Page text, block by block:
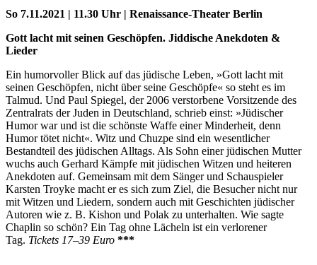
So 7.11.2021 | 11.30 Uhr | Renaissance-Theater Berlin
Gott lacht mit seinen Geschöpfen. Jiddische Anekdoten &
Lieder
Ein humorvoller Blick auf das jüdische Leben, »Gott lacht mit
seinen Geschöpfen, nicht über seine Geschöpfe« so steht es im
Talmud. Und Paul Spiegel, der 2006 verstorbene Vorsitzende des
Zentralrats der Juden in Deutschland, schrieb einst: »Jüdischer
Humor war und ist die schönste Waffe einer Minderheit, denn
Humor tötet nicht«. Witz und Chuzpe sind ein wesentlicher
Bestandteil des jüdischen Alltags. Als Sohn einer jüdischen Mutter
wuchs auch Gerhard Kämpfe mit jüdischen Witzen und heiteren
Anekdoten auf. Gemeinsam mit dem Sänger und Schauspieler
Karsten Troyke macht er es sich zum Ziel, die Besucher nicht nur
mit Witzen und Liedern, sondern auch mit Geschichten jüdischer
Autoren wie z. B. Kishon und Polak zu unterhalten. Wie sagte
Chaplin so schön? Ein Tag ohne Lächeln ist ein verlorener
Tag. Tickets 17–39 Euro ***